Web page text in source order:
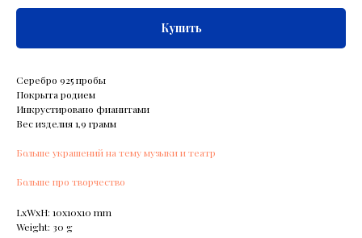
Купить
Серебро 925 пробы
Покрыта родием
Инкрустировано фианитами
Вес изделия 1,9 грамм
Больше украшений на тему музыки и театр
Больше про творчество
LxWxH: 10x10x10 mm
Weight: 30 g